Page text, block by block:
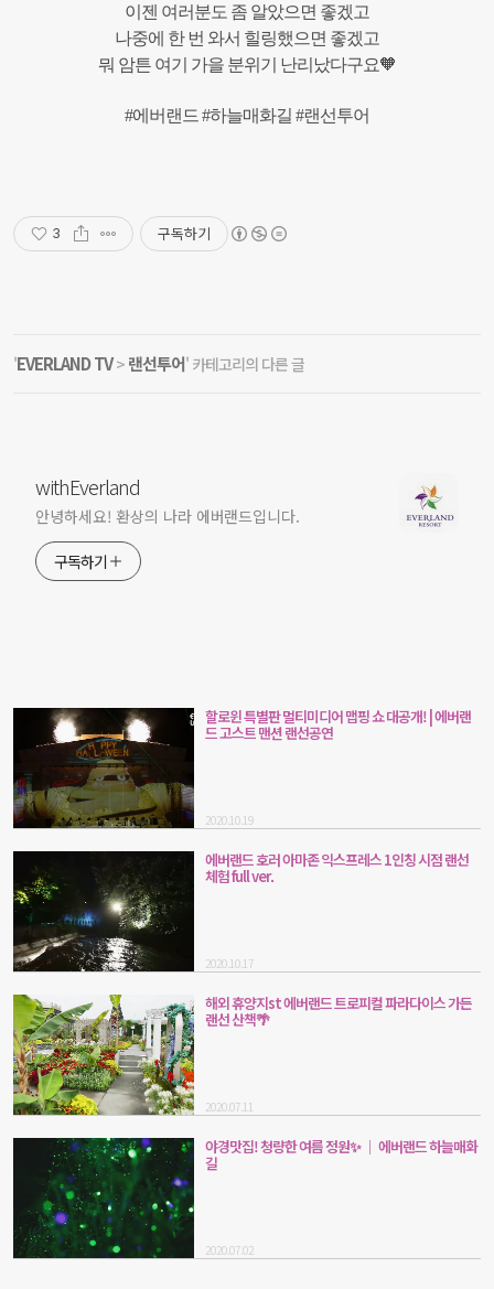
이젠 여러분도 좀 알았으면 좋겠고
나중에 한 번 와서 힐링했으면 좋겠고
뭐 암튼 여기 가을 분위기 난리났다구요🧡
#에버랜드 #하늘매화길 #랜선투어
3 구독하기
'EVERLAND TV> 랜선투어' 카테고리의 다른 글
withEverland
안녕하세요! 환상의 나라 에버랜드입니다.
구독하기
할로윈 특별판 멀티미디어 맵핑 쇼 대공개! | 에버랜
드 고스트 맨션 랜선공연
2020.10.19
에버랜드 호러 아마존 익스프레스 1인칭 시점 랜선
체험 full ver.
2020.10.17
해외 휴양지st 에버랜드 트로피컬 파라다이스 가든
랜선 산책🌴
2020.07.11
야경맛집! 청량한 여름 정원✨ ｜ 에버랜드 하늘매화
길
2020.07.02